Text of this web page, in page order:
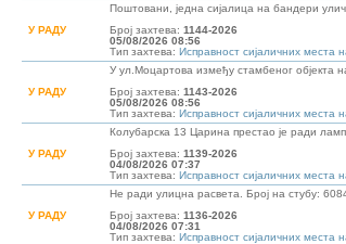
У РАДУ
Поштовани, једна сијалица на бандери
Број захтева: 1144-2026
05/08/2026 08:56
Тип захтева: Исправност сијаличних места
У РАДУ
У ул.Моцартова између стамбеног објекта
Број захтева: 1143-2026
05/08/2026 08:56
Тип захтева: Исправност сијаличних места
У РАДУ
Колубарска 13 Царина престао је ради
Број захтева: 1139-2026
04/08/2026 07:37
Тип захтева: Исправност сијаличних места
У РАДУ
Не ради улицна расвета. Број на стубу:
Број захтева: 1136-2026
04/08/2026 07:31
Тип захтева: Исправност сијаличних места